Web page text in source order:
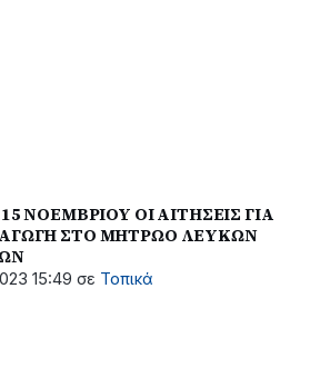
ΝΟΕΜΒΡΙΟΥ ΟΙ ΑΙΤΗΣΕΙΣ ΓΙΑ
ΣΤΟ ΜΗΤΡΩΟ ΛΕΥΚΩΝ
15:49 σε Τοπικά